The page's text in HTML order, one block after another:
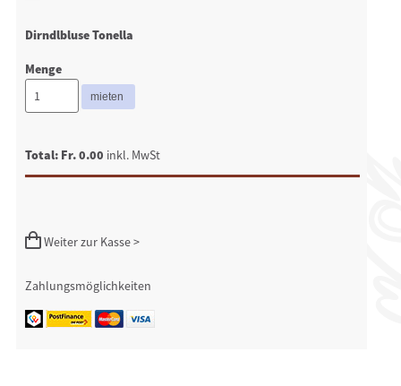
Dirndlbluse Tonella
Menge
Total: Fr. 0.00 inkl. MwSt
Weiter zur Kasse >
Zahlungsmöglichkeiten